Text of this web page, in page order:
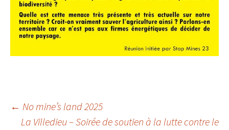
Navigation
← No mine’s land 2025
La Villedieu – Soirée de soutien à la lutte contre le